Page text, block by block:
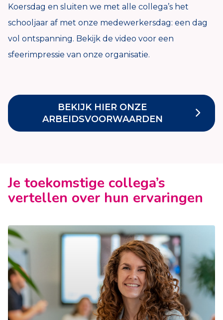
Koersdag en sluiten we met alle collega’s het
schooljaar af met onze medewerkersdag: een dag
vol ontspanning. Bekijk de video voor een
sfeerimpressie van onze organisatie.
BEKIJK HIER ONZE
ARBEIDSVOORWAARDEN
Je toekomstige collega’s
vertellen over hun ervaringen